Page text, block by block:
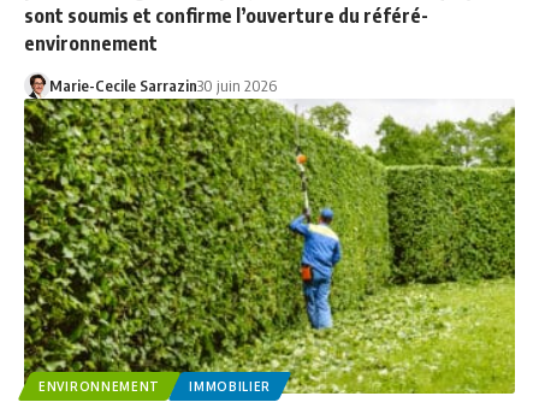
sont soumis et confirme l’ouverture du référé-
environnement
Marie-Cecile Sarrazin30 juin 2026
ENVIRONNEMENT IMMOBILIER